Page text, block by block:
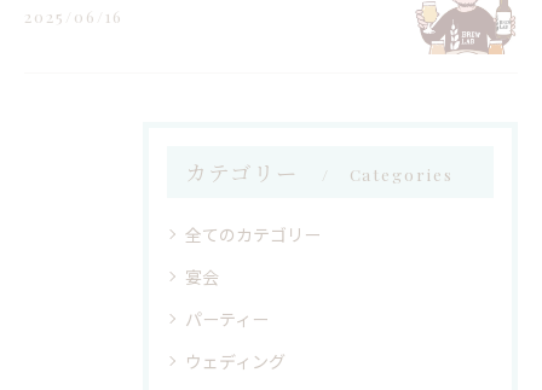
2025/06/16
カテゴリー Categories
全てのカテゴリー
宴会
パーティー
ウェディング